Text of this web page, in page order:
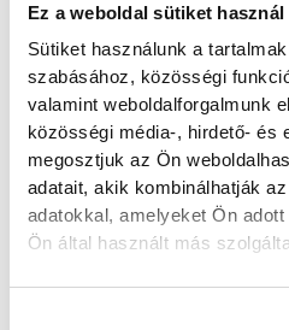
Ez a weboldal sütiket használ
Sütiket használunk a
szabásához, közösségi
valamint weboldalforgalmunk
közösségi média-, hirdető- és
megosztjuk az Ön
adatait, akik kombinálhatják
adatokkal, amelyeket Ön
Ön által használt más
"Gyászolunk
főváros
emlékeztek meg az
fővárosban és a
miatt nem tartják meg
minisztérium
szövetségi